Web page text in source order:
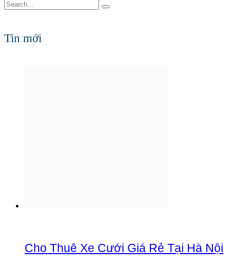
Tin mới
Cho Thuê Xe Cưới Giá Rẻ Tại Hà Nội